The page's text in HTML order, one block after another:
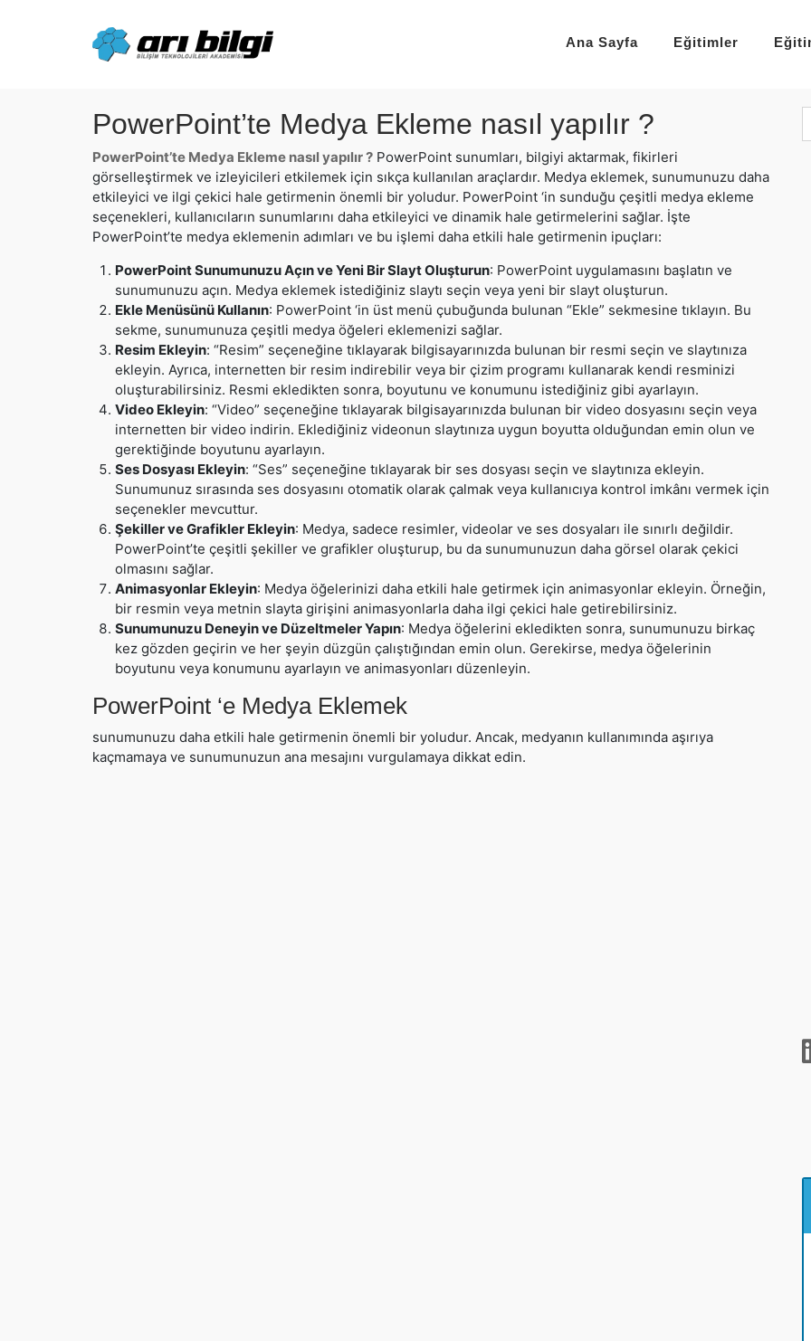
Ana Sayfa Eğitimler
PowerPoint’te Medya Ekleme nasıl yapılır ?
PowerPoint’te Medya Ekleme nasıl yapılır ? PowerPoint sunumları, bilgiyi aktarmak, fikirleri
görselleştirmek ve izleyicileri etkilemek için sıkça kullanılan araçlardır. Medya eklemek, sunumunuzu daha
etkileyici ve ilgi çekici hale getirmenin önemli bir yoludur. PowerPoint ‘in sunduğu çeşitli medya ekleme
seçenekleri, kullanıcıların sunumlarını daha etkileyici ve dinamik hale getirmelerini sağlar. İşte
PowerPoint’te medya eklemenin adımları ve bu işlemi daha etkili hale getirmenin ipuçları:
PowerPoint Sunumunuzu Açın ve Yeni Bir Slayt Oluşturun: PowerPoint uygulamasını başlatın ve
sunumunuzu açın. Medya eklemek istediğiniz slaytı seçin veya yeni bir slayt oluşturun.
Ekle Menüsünü Kullanın: PowerPoint ‘in üst menü çubuğunda bulunan “Ekle” sekmesine tıklayın. Bu
sekme, sunumunuza çeşitli medya öğeleri eklemenizi sağlar.
Resim Ekleyin: “Resim” seçeneğine tıklayarak bilgisayarınızda bulunan bir resmi seçin ve slaytınıza
ekleyin. Ayrıca, internetten bir resim indirebilir veya bir çizim programı kullanarak kendi resminizi
oluşturabilirsiniz. Resmi ekledikten sonra, boyutunu ve konumunu istediğiniz gibi ayarlayın.
Video Ekleyin: “Video” seçeneğine tıklayarak bilgisayarınızda bulunan bir video dosyasını seçin veya
internetten bir video indirin. Eklediğiniz videonun slaytınıza uygun boyutta olduğundan emin olun ve
gerektiğinde boyutunu ayarlayın.
Ses Dosyası Ekleyin: “Ses” seçeneğine tıklayarak bir ses dosyası seçin ve slaytınıza ekleyin.
Sunumunuz sırasında ses dosyasını otomatik olarak çalmak veya kullanıcıya kontrol imkânı vermek için
seçenekler mevcuttur.
Şekiller ve Grafikler Ekleyin: Medya, sadece resimler, videolar ve ses dosyaları ile sınırlı değildir.
PowerPoint’te çeşitli şekiller ve grafikler oluşturup, bu da sunumunuzun daha görsel olarak çekici
olmasını sağlar.
Animasyonlar Ekleyin: Medya öğelerinizi daha etkili hale getirmek için animasyonlar ekleyin. Örneğin,
bir resmin veya metnin slayta girişini animasyonlarla daha ilgi çekici hale getirebilirsiniz.
Sunumunuzu Deneyin ve Düzeltmeler Yapın: Medya öğelerini ekledikten sonra, sunumunuzu birkaç
kez gözden geçirin ve her şeyin düzgün çalıştığından emin olun. Gerekirse, medya öğelerinin
boyutunu veya konumunu ayarlayın ve animasyonları düzenleyin.
PowerPoint ‘e Medya Eklemek
sunumunuzu daha etkili hale getirmenin önemli bir yoludur. Ancak, medyanın kullanımında aşırıya
kaçmamaya ve sunumunuzun ana mesajını vurgulamaya dikkat edin.